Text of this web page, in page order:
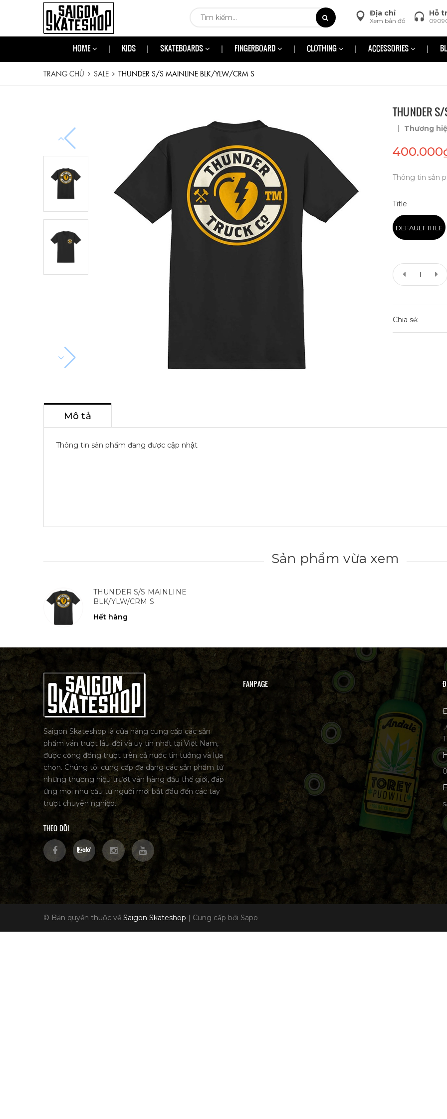
Hỗ
Địa chỉ
Xem bản đồ
HOME KIDS SKATEBOARDS FINGERBOARD CLOTHING ACCESSORIES
TRANG CHỦ SALE THUNDER S/S MAINLINE BLK/YLW/CRM S
THUNDER
| Thương
Thông tin sản
Title
DEFAULT TITLE
Chia sẻ:
Mô tả
Thông tin sản phẩm đang được cập nhật
Sản phẩm vừa xem
THUNDER S/S MAINLINE
BLK/YLW/CRM S
Hết hàng
Saigon Skateshop là cửa hàng cung cấp các sản
phẩm ván trượt lâu đời và uy tín nhất tại Việt Nam,
được cộng đồng trượt trên cả nước tin tưởng và lựa
chọn. Chúng tôi cung cấp đa dạng các sản phẩm từ
những thương hiệu trượt ván hàng đầu thế giới, đáp
ứng mọi nhu cầu từ người mới bắt đầu đến các tay
trượt chuyên nghiệp.
THEO DÕI
FANPAGE
© Bản quyền thuộc về Saigon Skateshop | Cung cấp bởi Sapo